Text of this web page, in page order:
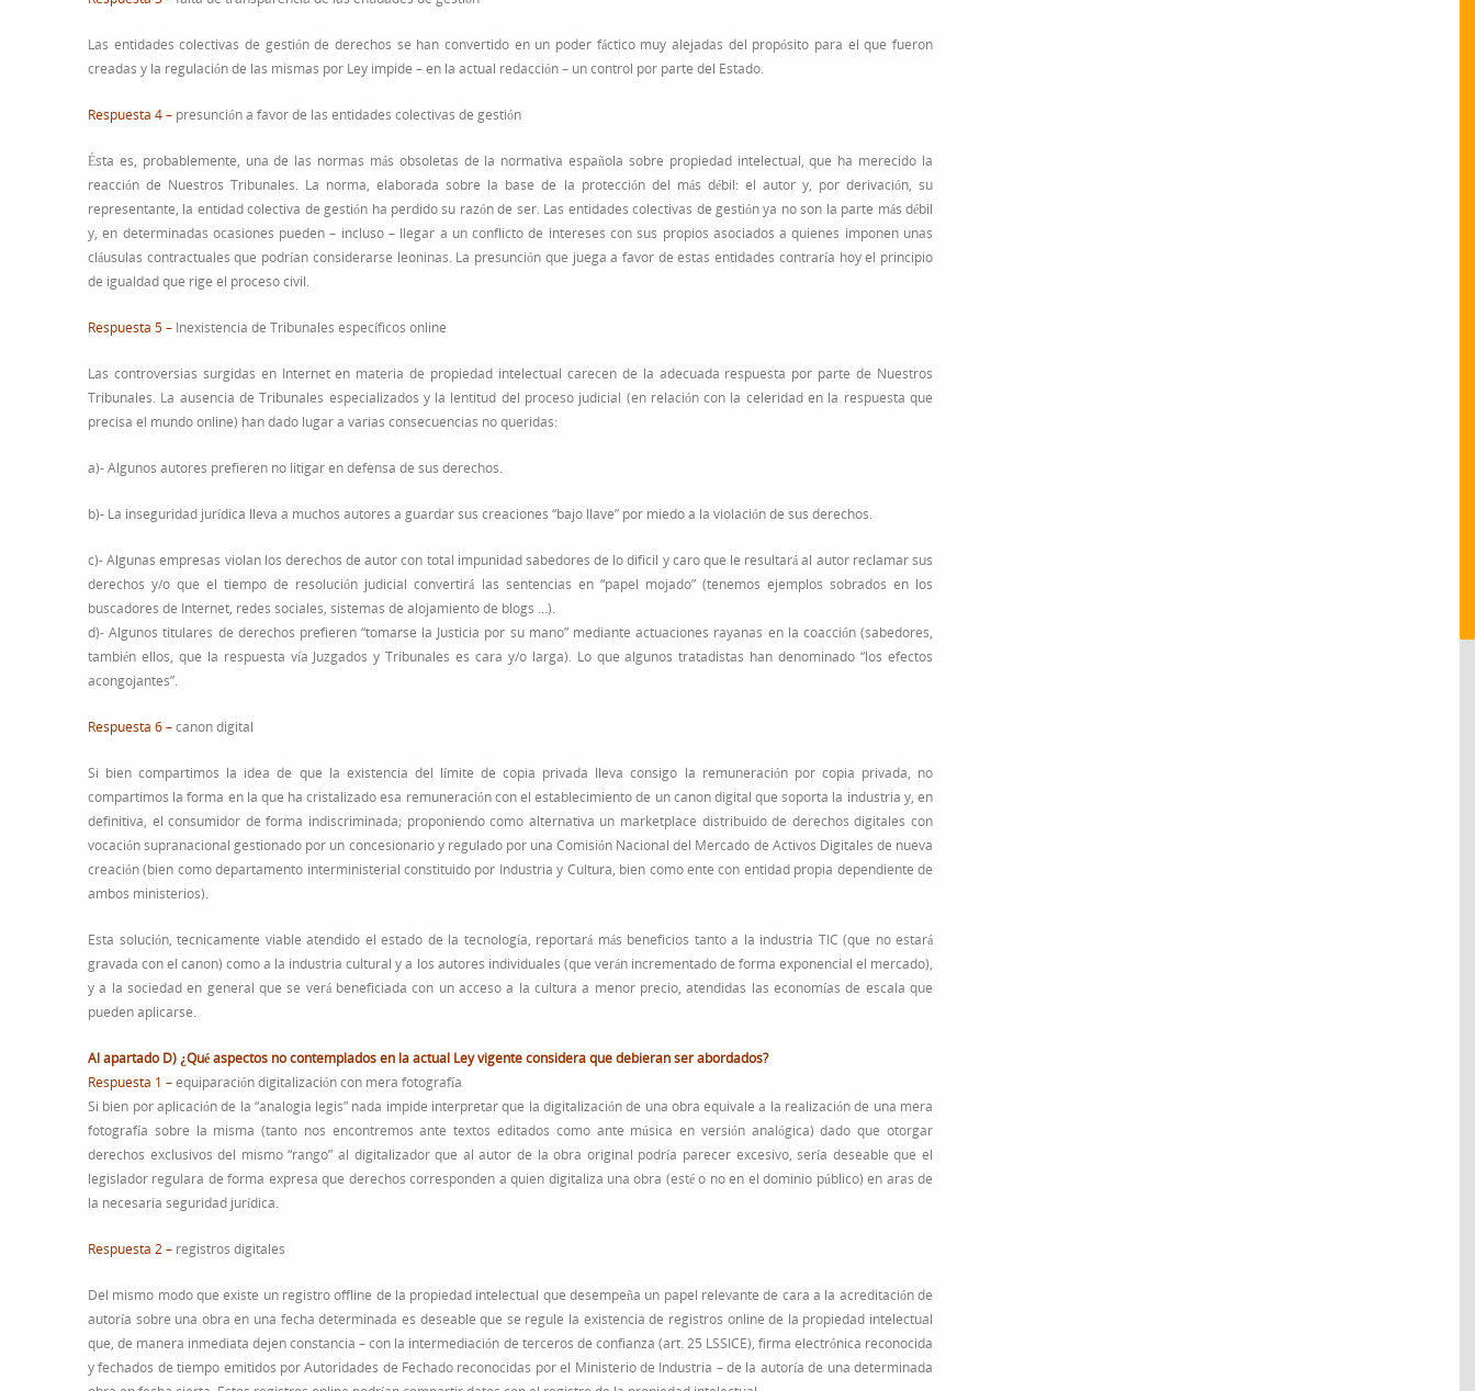
Las entidades colectivas de gestión de derechos se han convertido en un poder fáctico muy alejadas del propósito para el que fueron
creadas y la regulación de las mismas por Ley impide – en la actual redacción – un control por parte del Estado.
Respuesta 4 – presunción a favor de las entidades colectivas de gestión
Ésta es, probablemente, una de las normas más obsoletas de la normativa española sobre propiedad intelectual, que ha merecido la
reacción de Nuestros Tribunales. La norma, elaborada sobre la base de la protección del más débil: el autor y, por derivación, su
representante, la entidad colectiva de gestión ha perdido su razón de ser. Las entidades colectivas de gestión ya no son la parte más débil
y, en determinadas ocasiones pueden – incluso – llegar a un conflicto de intereses con sus propios asociados a quienes imponen unas
cláusulas contractuales que podrían considerarse leoninas. La presunción que juega a favor de estas entidades contraría hoy el principio
de igualdad que rige el proceso civil.
Respuesta 5 – Inexistencia de Tribunales específicos online
Las controversias surgidas en Internet en materia de propiedad intelectual carecen de la adecuada respuesta por parte de Nuestros
Tribunales. La ausencia de Tribunales especializados y la lentitud del proceso judicial (en relación con la celeridad en la respuesta que
precisa el mundo online) han dado lugar a varias consecuencias no queridas:
a)- Algunos autores prefieren no litigar en defensa de sus derechos.
b)- La inseguridad jurídica lleva a muchos autores a guardar sus creaciones “bajo llave” por miedo a la violación de sus derechos.
c)- Algunas empresas violan los derechos de autor con total impunidad sabedores de lo dificil y caro que le resultará al autor reclamar sus
derechos y/o que el tiempo de resolución judicial convertirá las sentencias en “papel mojado” (tenemos ejemplos sobrados en los
buscadores de Internet, redes sociales, sistemas de alojamiento de blogs …).
d)- Algunos titulares de derechos prefieren “tomarse la Justicia por su mano” mediante actuaciones rayanas en la coacción (sabedores,
también ellos, que la respuesta vía Juzgados y Tribunales es cara y/o larga). Lo que algunos tratadistas han denominado “los efectos
acongojantes”.
Respuesta 6 –canon digital
Si bien compartimos la idea de que la existencia del límite de copia privada lleva consigo la remuneración por copia privada, no
compartimos la forma en la que ha cristalizado esa remuneración con el establecimiento de un canon digital que soporta la industria y, en
definitiva, el consumidor de forma indiscriminada; proponiendo como alternativa un marketplace distribuido de derechos digitales con
vocación supranacional gestionado por un concesionario y regulado por una Comisión Nacional del Mercado de Activos Digitales de nueva
creación (bien como departamento interministerial constituido por Industria y Cultura, bien como ente con entidad propia dependiente de
ambos ministerios).
Esta solución, tecnicamente viable atendido el estado de la tecnología, reportará más beneficios tanto a la industria TIC (que no estará
gravada con el canon) como a la industria cultural y a los autores individuales (que verán incrementado de forma exponencial el mercado),
y a la sociedad en general que se verá beneficiada con un acceso a la cultura a menor precio, atendidas las economías de escala que
pueden aplicarse.
Al apartado D) ¿Qué aspectos no contemplados en la actual Ley vigente considera que debieran ser abordados?
Respuesta 1 –equiparación digitalización con mera fotografía
Si bien por aplicación de la “analogia legis” nada impide interpretar que la digitalización de una obra equivale a la realización de una mera
fotografía sobre la misma (tanto nos encontremos ante textos editados como ante música en versión analógica) dado que otorgar
derechos exclusivos del mismo “rango” al digitalizador que al autor de la obra original podría parecer excesivo, sería deseable que el
legislador regulara de forma expresa que derechos corresponden a quien digitaliza una obra (esté o no en el dominio público) en aras de
la necesaria seguridad jurídica.
Respuesta 2 – registros digitales
Del mismo modo que existe un registro offline de la propiedad intelectual que desempeña un papel relevante de cara a la acreditación de
autoría sobre una obra en una fecha determinada es deseable que se regule la existencia de registros online de la propiedad intelectual
que, de manera inmediata dejen constancia – con la intermediación de terceros de confianza (art. 25 LSSICE), firma electrónica reconocida
y fechados de tiempo emitidos por Autoridades de Fechado reconocidas por el Ministerio de Industria – de la autoría de una determinada